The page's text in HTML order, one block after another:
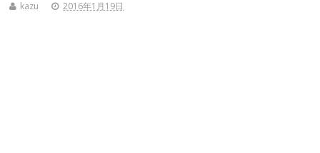
kazu 2016年1月19日